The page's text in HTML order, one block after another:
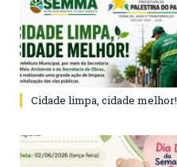
Cidade limpa, cidade melhor!